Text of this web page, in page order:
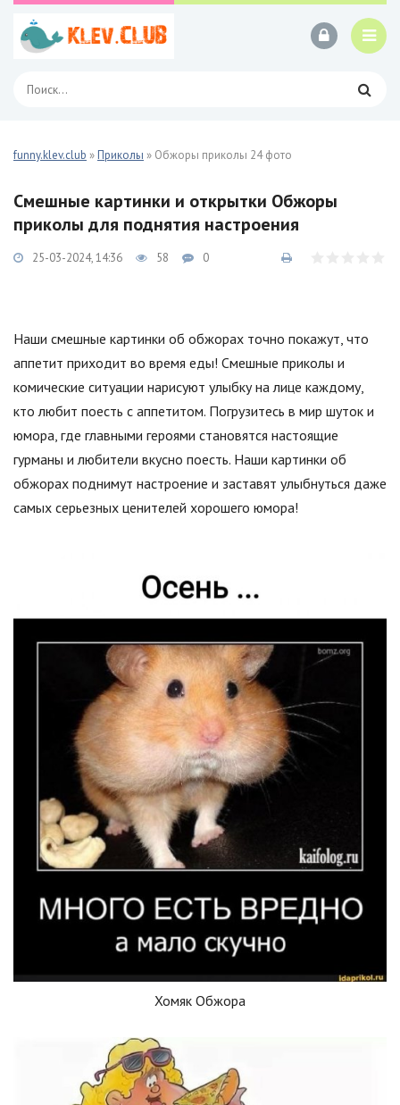
funny.klev.club »Приколы » Обжоры приколы 24 фото
Смешные картинки и открытки Обжоры
приколы для поднятия настроения
25-03-2024, 14:36 58 0
Наши смешные картинки об обжорах точно покажут, что
аппетит приходит во время еды! Смешные приколы и
комические ситуации нарисуют улыбку на лице каждому,
кто любит поесть с аппетитом. Погрузитесь в мир шуток и
юмора, где главными героями становятся настоящие
гурманы и любители вкусно поесть. Наши картинки об
обжорах поднимут настроение и заставят улыбнуться даже
самых серьезных ценителей хорошего юмора!
Хомяк Обжора